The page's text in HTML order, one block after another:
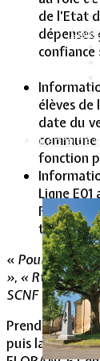
Cadre de
de l’Etat
dépenses
confiance
élèves de
date du
fonction
Ligne
Fontoy
termes) :
« Pour les
», « Rte de
SCNF» :
Prendre la
puis la ligne 1.